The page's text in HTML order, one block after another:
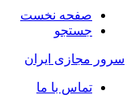
صفحه نخست
جستجو
سرور مجازی ایران
تماس با ما